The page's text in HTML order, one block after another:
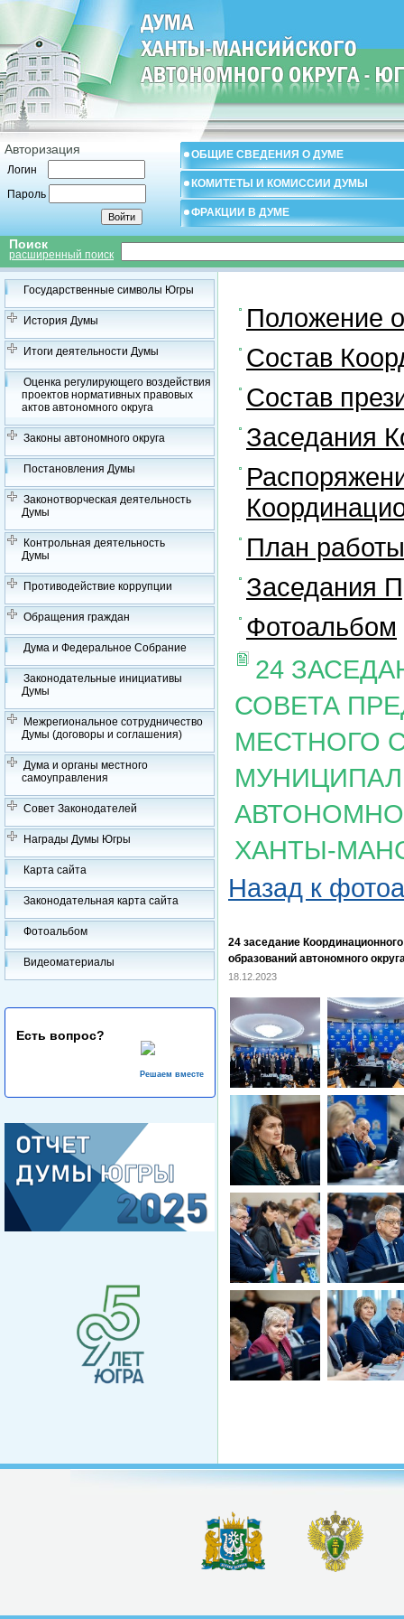
Авторизация
Логин
Пароль
ОБЩИЕ СВЕДЕНИЯ О ДУМЕ
КОМИТЕТЫ И КОМИССИИ ДУМЫ
ФРАКЦИИ В ДУМЕ
Поиск
расширенный поиск
Государственные символы Югры
История Думы
Итоги деятельности Думы
Оценка регулирующего воздействия
проектов нормативных правовых
актов автономного округа
Законы автономного округа
Постановления Думы
Законотворческая деятельность
Думы
Контрольная деятельность
Думы
Противодействие коррупции
Обращения граждан
Дума и Федеральное Собрание
Законодательные инициативы
Думы
Межрегиональное сотрудничество
Думы (договоры и соглашения)
Дума и органы местного
самоуправления
Совет Законодателей
Награды Думы Югры
Карта сайта
Законодательная карта сайта
Фотоальбом
Видеоматериалы
Есть вопрос?
Решаем вместе
Положение
Состав
Состав
Заседания
План
Заседания
Фотоальбом
24
СОВЕТА
МЕСТНОГО
ХАНТЫ-
Назад к
24 заседание
образований автономного
18.12.2023